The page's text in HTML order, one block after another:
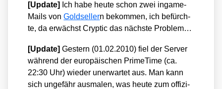
[Update] Ich habe heu­te schon zwei ingame-
Mails vonGold­sel­lern bekom­men, ich befürch­
te, da erwächst Cryp­tic das nächs­te Pro­blem…
[Update] Ges­tern (01.02.2010) fiel der Ser­ver
wäh­rend der euro­päi­schen Prime­Time (ca.
22:30 Uhr) wie­der uner­war­tet aus. Man kann
sich unge­fähr aus­ma­len, was heu­te zum offi­zi­